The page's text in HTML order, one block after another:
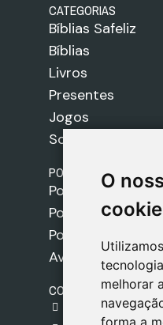
O
melhorar
forma a
O
melhorar
forma a
CATEGORIAS
Bíblias Safeliz
Bíblias
Livros
Presentes
Jogos
Sobre nós
POLÍTICAS
Política de Envios
Política de
Política de
Aviso Legal
CONTACTO